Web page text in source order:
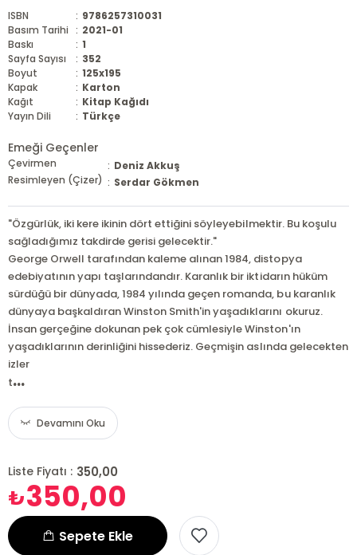
ISBN : 9786257310031
Basım Tarihi : 2021-01
Baskı
: 1
Sayfa Sayısı
: 352
Boyut
: 125x195
Kapak
: Karton
Kağıt
: Kitap Kağıdı
Yayın Dili
: Türkçe
Emeği Geçenler
Çevirmen : Deniz Akkuş
Resimleyen (Çizer) : Serdar Gökmen
"Özgürlük, iki kere ikinin dört ettiğini söyleyebilmektir. Bu koşulu
sağladığımız takdirde gerisi gelecektir."
George Orwell tarafından kaleme alınan 1984, distopya
edebiyatının yapı taşlarındandır. Karanlık bir iktidarın hüküm
sürdüğü bir dünyada, 1984 yılında geçen romanda, bu karanlık
dünyaya başkaldıran Winston Smith'in yaşadıklarını okuruz.
İnsan gerçeğine dokunan pek çok cümlesiyle Winston'ın
yaşadıklarının derinliğini hissederiz. Geçmişin aslında gelecekten
izler
t...
Devamını Oku
Liste Fiyatı : 350,00
₺350,00
Sepete Ekle